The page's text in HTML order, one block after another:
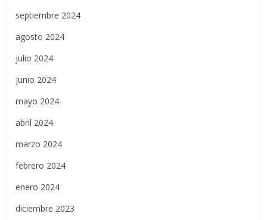
septiembre 2024
agosto 2024
julio 2024
junio 2024
mayo 2024
abril 2024
marzo 2024
febrero 2024
enero 2024
diciembre 2023